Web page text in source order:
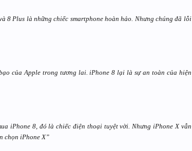
8 Plus là những chiếc smartphone hoàn hảo. Nhưng chúng đã lỗi
của Apple trong tương lai. iPhone 8 lại là sự an toàn của hiện
iPhone 8, đó là chiếc điện thoại tuyệt vời. Nhưng iPhone X vẫn
chọn iPhone X”